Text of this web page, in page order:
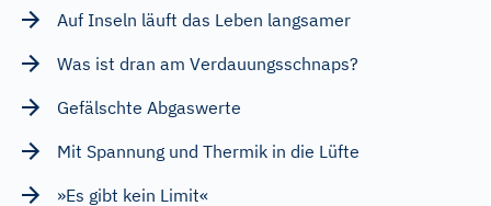
Auf Inseln läuft das Leben langsamer
Was ist dran am Verdauungsschnaps?
Gefälschte Abgaswerte
Mit Spannung und Thermik in die Lüfte
»Es gibt kein Limit«